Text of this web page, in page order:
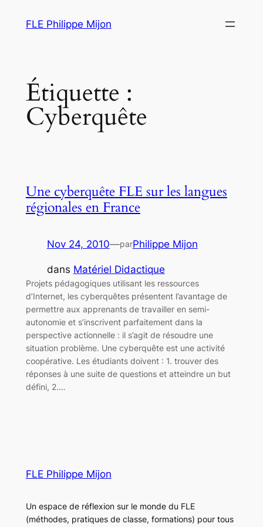
FLE Philippe Mijon
Étiquette :
Cyberquête
Une cyberquête FLE sur les langues
régionales en France
Nov 24, 2010—parPhilippe Mijon
dans Matériel Didactique
Projets pédagogiques utilisant les ressources
d’Internet, les cyberquêtes présentent l’avantage de
permettre aux apprenants de travailler en semi-
autonomie et s’inscrivent parfaitement dans la
perspective actionnelle : il s’agit de résoudre une
situation problème. Une cyberquête est une activité
coopérative. Les étudiants doivent : 1. trouver des
réponses à une suite de questions et atteindre un but
défini, 2.…
FLE Philippe Mijon
Un espace de réflexion sur le monde du FLE
(méthodes, pratiques de classe, formations) pour tous